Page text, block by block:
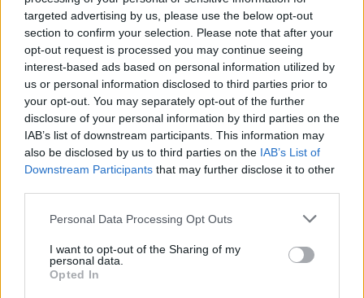
targeted advertising by us, please use the below opt-out
section to confirm your selection. Please note that after your
opt-out request is processed you may continue seeing
interest-based ads based on personal information utilized by
us or personal information disclosed to third parties prior to
your opt-out. You may separately opt-out of the further
disclosure of your personal information by third parties on the
IAB’s list of downstream participants. This information may
also be disclosed by us to third parties on the IAB’s List of
Downstream Participants that may further disclose it to other
Personal Data Processing Opt Outs
I want to opt-out of the Sharing of my
personal data.
Opted In
SUPER ECLISSI
La luna rossa dà spettacolo
29/07/2018
NESSUN DANNO
Stazione spaziale cinese,
impatto nel Pacifico e detriti
PAURA TIANGONG-1
Stazione spaziale cinese, conto